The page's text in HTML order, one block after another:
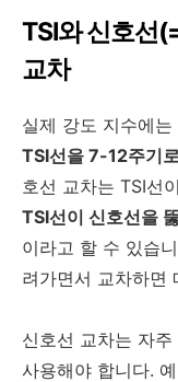
TSI와 신호선
교차
실제 강도 지수에
TSI선을 7-12주기
호선 교차는 TSI선
TSI선이 신호선을
이라고 할 수 있습
려가면서 교차하면
신호선 교차는 자
사용해야 합니다.